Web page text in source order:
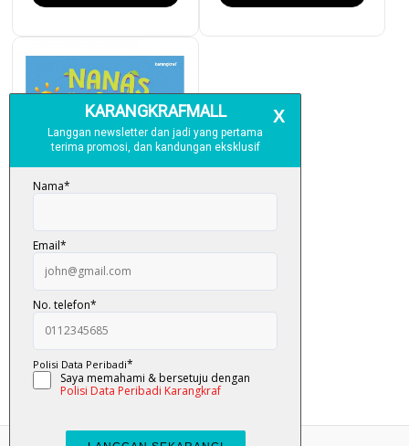
Siri Adam Ke Dunia Buah:
Nanas Yang Garang - F...
RM 10.00
Add To Cart